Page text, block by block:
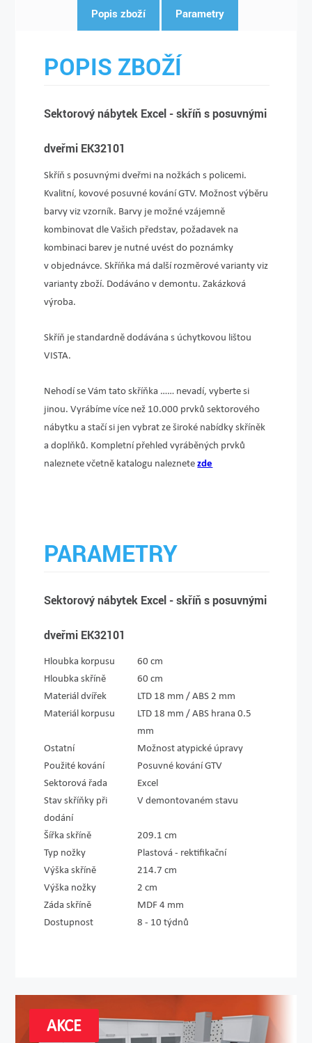
Popis zboží Parametry
POPIS ZBOŽÍ
Sektorový nábytek Excel - skříň s posuvnými
dveřmi EK32101
Skříň s posuvnými dveřmi na nožkách s policemi.
Kvalitní, kovové posuvné kování GTV. Možnost výběru
barvy viz vzorník. Barvy je možné vzájemně
kombinovat dle Vašich představ, požadavek na
kombinaci barev je nutné uvést do poznámky
v objednávce. Skříňka má další rozměrové varianty viz
varianty zboží. Dodáváno v demontu. Zakázková
výroba.
Skříň je standardně dodávána s úchytkovou lištou
VISTA.
Nehodí se Vám tato skříňka …… nevadí, vyberte si
jinou. Vyrábíme více než 10.000 prvků sektorového
nábytku a stačí si jen vybrat ze široké nabídky skříněk
a doplňků. Kompletní přehled vyráběných prvků
naleznete včetně katalogu naleznetezde
PARAMETRY
Sektorový nábytek Excel - skříň s posuvnými
dveřmi EK32101
Hloubka korpusu
60 cm
Hloubka skříně
60 cm
Materiál dvířek
LTD 18 mm / ABS 2 mm
Materiál korpusu
LTD 18 mm / ABS hrana 0.5
mm
Ostatní
Možnost atypické úpravy
Použité kování
Posuvné kování GTV
Sektorová řada
Excel
Stav skříňky při
dodání
V demontovaném stavu
Šířka skříně
209.1 cm
Typ nožky
Plastová - rektifikační
Výška skříně
214.7 cm
Výška nožky
2 cm
Záda skříně
MDF 4 mm
Dostupnost
8 - 10 týdnů
AKCE